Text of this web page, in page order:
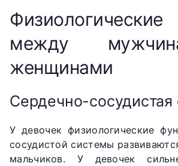
Физиологические
между
женщинами
Сердечно-сосудистая
У девочек физиологические
сосудистой системы
мальчиков. У девочек